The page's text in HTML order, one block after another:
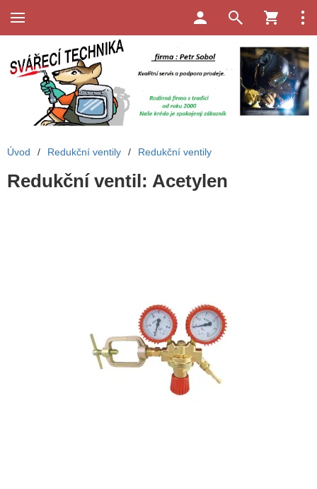
Úvod / Redukční ventily / Redukční ventily
Redukční ventil: Acetylen